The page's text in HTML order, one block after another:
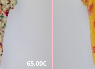
65.00€